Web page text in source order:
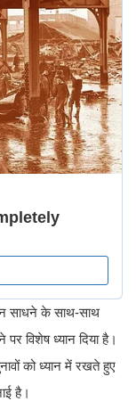
साधने के साथ-साथ
पर विशेष ध्यान दिया है।
को ध्यान में रखते हुए
है।